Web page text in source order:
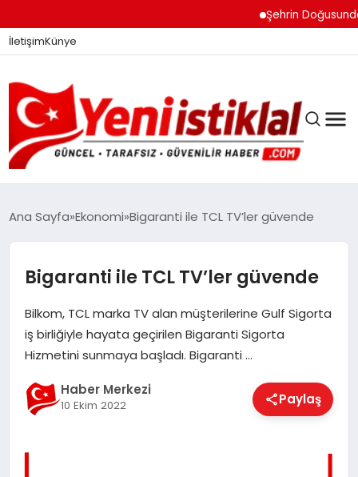
Şehrin Doğusundan
İletişimKünye
DÜNYA
Ana Sayfa Ekonomi Bigaranti ile TCL TV’ler güvende
Bigaranti ile TCL TV’ler güvende
Bilkom, TCL marka TV alan müşterilerine Gulf Sigorta
iş birliğiyle hayata geçirilen Bigaranti Sigorta
Hizmetini sunmaya başladı. Bigaranti …
Haber Merkezi
10 Ekim 2022 Paylaş